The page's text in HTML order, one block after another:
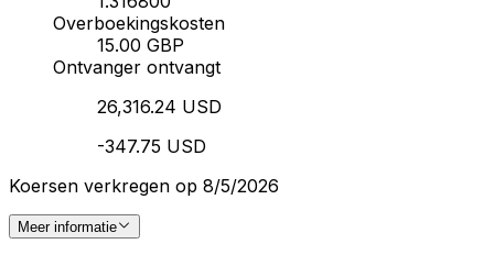
Overboekingskosten
15.00 GBP
Ontvanger ontvangt
26,316.24 USD
-347.75 USD
Koersen verkregen op 8/5/2026
Meer informatie